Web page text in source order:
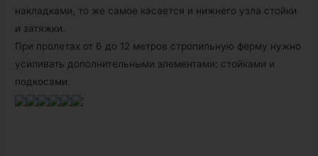
накладками, то же самое касается и нижнего узла стойки
и затяжки.
При пролетах от 6 до 12 метров стропильную ферму нужно
усиливать дополнительными элементами: стойками и
подкосами.